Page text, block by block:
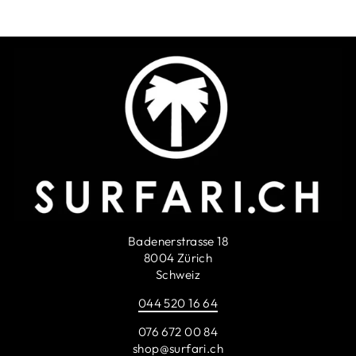
Badenerstrasse 18
8004 Zürich
Schweiz
044 520 16 64
076 672 00 84
shop@surfari.ch